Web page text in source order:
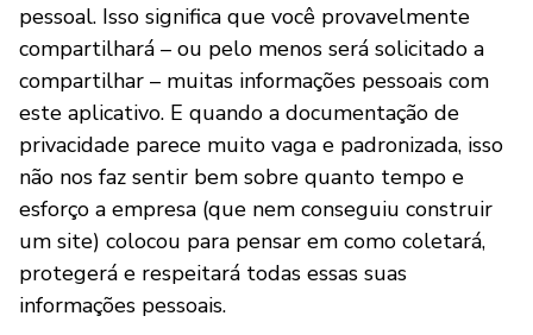
pessoal. Isso significa que você provavelmente
compartilhará – ou pelo menos será solicitado a
compartilhar – muitas informações pessoais com
este aplicativo. E quando a documentação de
privacidade parece muito vaga e padronizada, isso
não nos faz sentir bem sobre quanto tempo e
esforço a empresa (que nem conseguiu construir
um site) colocou para pensar em como coletará,
protegerá e respeitará todas essas suas
informações pessoais.